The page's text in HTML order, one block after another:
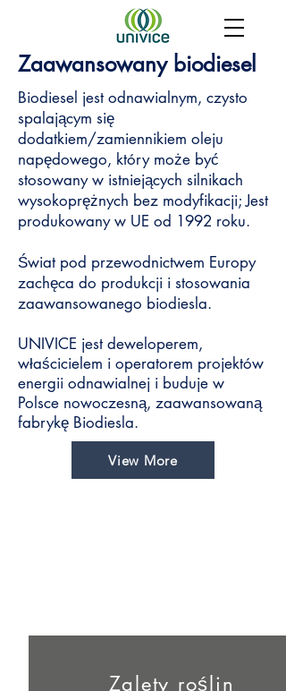
Zaawansowany biodiesel
Biodiesel jest odnawialnym, czysto
spalającym się
dodatkiem/zamiennikiem oleju
napędowego, który może być
stosowany w istniejących silnikach
wysokoprężnych bez modyfikacji; Jest
produkowany w UE od 1992 roku.
Świat pod przewodnictwem Europy
zachęca do produkcji i stosowania
zaawansowanego biodiesla.
UNIVICE jest deweloperem,
właścicielem i operatorem projektów
energii odnawialnej i buduje w
Polsce nowoczesną, zaawansowaną
fabrykę Biodiesla.
View More
Zalety roślin